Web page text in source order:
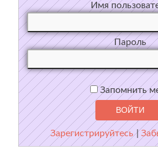
Имя
Пароль
Запомнить
Зарегистрируйтесь |